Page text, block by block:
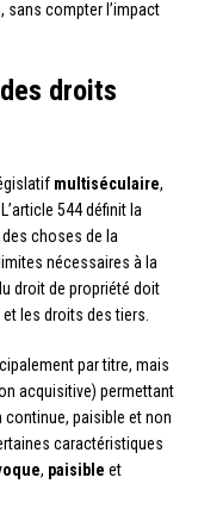
sans compter l’impact
droits
multiséculaire,
544 définit la
choses de la
nécessaires à la
droit de propriété doit
les droits des tiers.
par titre, mais
acquisitive) permettant
continue, paisible et non
caractéristiques
, paisible et